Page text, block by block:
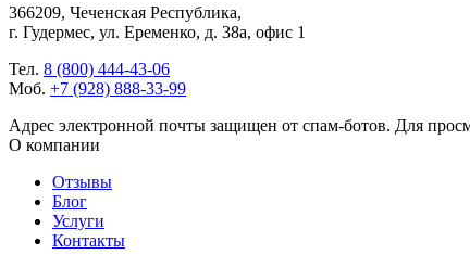
366209, Чеченская Республика,
г. Гудермес, ул. Еременко, д. 38а, офис 1
Тел. 8 (800) 444-43-06
Моб. +7 (928) 888-33-99
Адрес электронной почты защищен от спам-ботов. Для
О компании
Отзывы
Блог
Услуги
Контакты